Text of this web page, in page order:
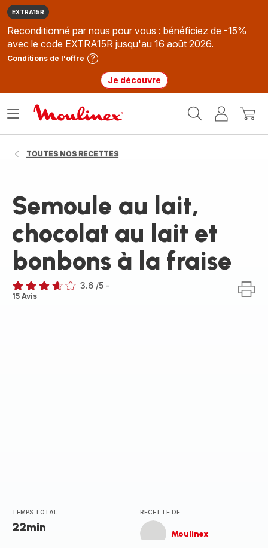
EXTRA15R
Reconditionné par nous pour vous : bénéficiez de -15%
avec le code EXTRA15R jusqu'au 16 août 2026.
Conditions de l'offre
Je découvre
MonMon
Ouvrir
TOUTES NOS RECETTES
Semoule au lait,
chocolat au lait et
bonbons à la fraise
ratings.3.6
3.6 /5 -
15 Avis
TEMPS TOTAL
22min
RECETTE DE
Moulinex